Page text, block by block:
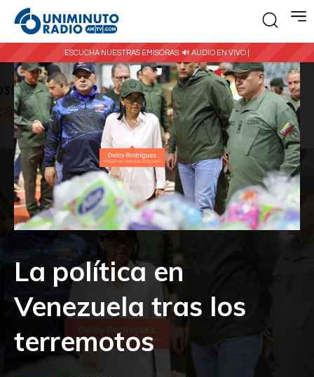
ESCUCHA NUESTRAS EMISORAS: 🔊 AUDIO EN VIVO |
La política en
Venezuela tras los
terremotos